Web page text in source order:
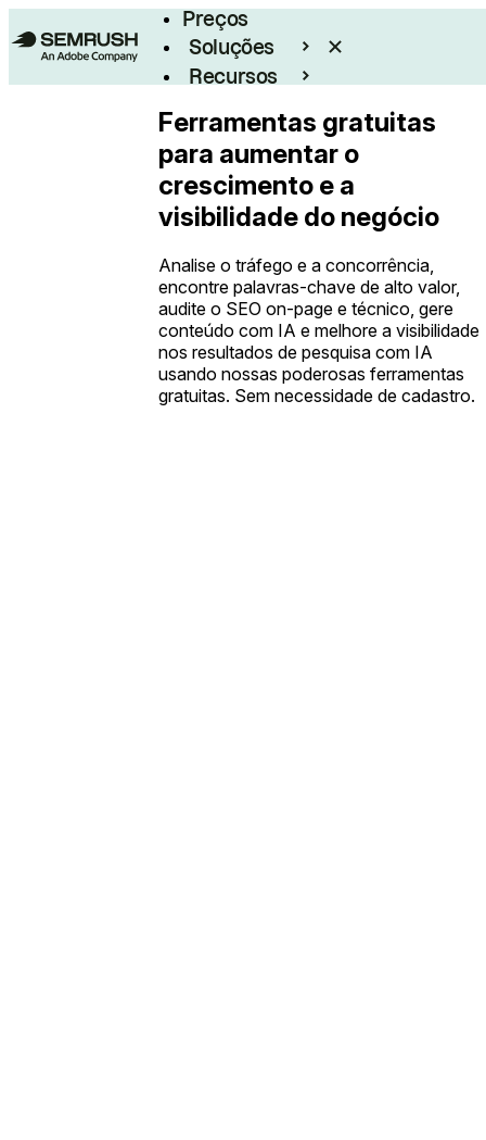
Preços
Soluções
Recursos
Ferramentas gratuitas
para aumentar o
crescimento e a
visibilidade do negócio
Analise o tráfego e a concorrência,
encontre palavras-chave de alto valor,
audite o SEO on-page e técnico, gere
conteúdo com IA e melhore a visibilidade
nos resultados de pesquisa com IA
usando nossas poderosas ferramentas
gratuitas. Sem necessidade de cadastro.